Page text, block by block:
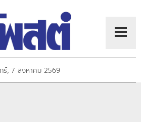
ร์, 7 สิงหาคม 2569